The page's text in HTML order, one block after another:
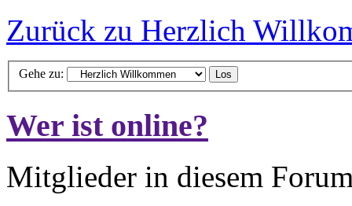
Zurück zu Herzlich
Gehe zu:
Wer ist online?
Mitglieder in diesem